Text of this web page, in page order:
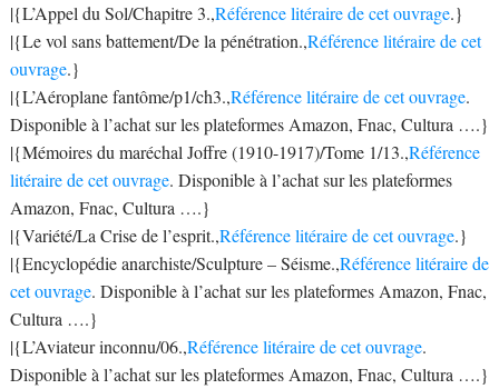
|{L’Appel du Sol/Chapitre 3.,Référence litéraire de cet ouvrage.}
|{Le vol sans battement/De la pénétration.,Référence litéraire de cet
ouvrage.}
|{L’Aéroplane fantôme/p1/ch3.,Référence litéraire de cet ouvrage.
Disponible à l’achat sur les plateformes Amazon, Fnac, Cultura ….}
|{Mémoires du maréchal Joffre (1910-1917)/Tome 1/13.,Référence
litéraire de cet ouvrage. Disponible à l’achat sur les plateformes
Amazon, Fnac, Cultura ….}
|{Variété/La Crise de l’esprit.,Référence litéraire de cet ouvrage.}
|{Encyclopédie anarchiste/Sculpture – Séisme.,Référence litéraire de
cet ouvrage. Disponible à l’achat sur les plateformes Amazon, Fnac,
Cultura ….}
|{L’Aviateur inconnu/06.,Référence litéraire de cet ouvrage.
Disponible à l’achat sur les plateformes Amazon, Fnac, Cultura ….}